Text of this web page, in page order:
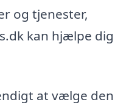
og tjenester,
kan hjælpe dig
at vælge den